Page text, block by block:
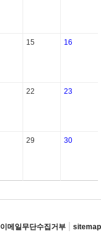
15 16
22 23
29 30
이메일무단수집거부 sitemap